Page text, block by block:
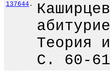
137644 .
Теория
С. 60-